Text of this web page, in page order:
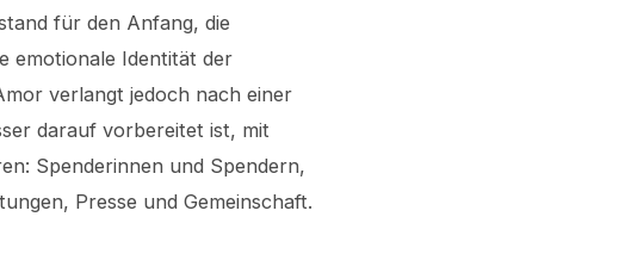
für den Anfang, die
emotionale Identität der
verlangt jedoch nach einer
darauf vorbereitet ist, mit
Spenderinnen und Spendern,
Presse und Gemeinschaft.